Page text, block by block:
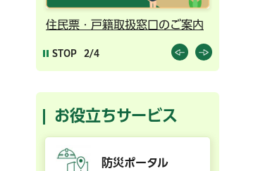
住民票・戸籍取扱窓口のご案内
STOP 2/4
お役立ちサービス
防災ポータル